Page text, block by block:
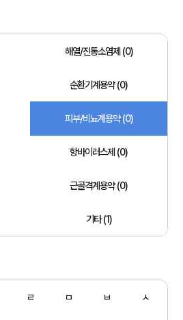
해열/진통소염제 (0)
순환기계용약 (0)
피부/비뇨계용약 (0)
항바이러스제 (0)
근골격계용약 (0)
기타 (1)
ㄹ ㅁ ㅂ ㅅ